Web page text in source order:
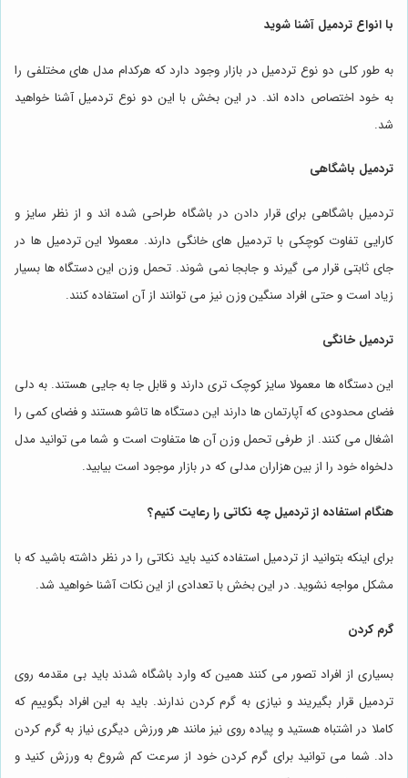
با انواع تردمیل آشنا شوید
به طور کلی دو نوع تردمیل در بازار وجود دارد که هرکدام مدل های مختلفی را
به خود اختصاص داده اند. در این بخش با این دو نوع تردمیل آشنا خواهید
شد.
تردمیل باشگاهی
تردمیل باشگاهی برای قرار دادن در باشگاه طراحی شده اند و از نظر سایز و
کارایی تفاوت کوچکی با تردمیل های خانگی دارند. معمولا این تردمیل ها در
جای ثابتی قرار می گیرند و جابجا نمی شوند. تحمل وزن این دستگاه ها بسیار
زیاد است و حتی افراد سنگین وزن نیز می توانند از آن استفاده کنند.
تردمیل خانگی
این دستگاه ها معمولا سایز کوچک تری دارند و قابل جا به جایی هستند. به دلی
فضای محدودی که آپارتمان ها دارند این دستگاه ها تاشو هستند و فضای کمی را
اشغال می کنند. از طرفی تحمل وزن آن ها متفاوت است و شما می توانید مدل
دلخواه خود را از بین هزاران مدلی که در بازار موجود است بیابید.
هنگام استفاده از تردمیل چه نکاتی را رعایت کنیم؟
برای اینکه بتوانید از تردمیل استفاده کنید باید نکاتی را در نظر داشته باشید که با
مشکل مواجه نشوید. در این بخش با تعدادی از این نکات آشنا خواهید شد.
گرم کردن
بسیاری از افراد تصور می کنند همین که وارد باشگاه شدند باید بی مقدمه روی
تردمیل قرار بگیریند و نیازی به گرم کردن ندارند. باید به این افراد بگوییم که
کاملا در اشتباه هستید و پیاده روی نیز مانند هر ورزش دیگری نیاز به گرم کردن
داد. شما می توانید برای گرم کردن خود از سرعت کم شروع به ورزش کنید و